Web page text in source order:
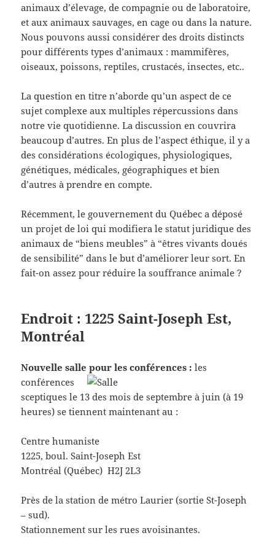
animaux d’élevage, de compagnie ou de laboratoire,
et aux animaux sauvages, en cage ou dans la nature.
Nous pouvons aussi considérer des droits distincts
pour différents types d’animaux : mammifères,
oiseaux, poissons, reptiles, crustacés, insectes, etc..
La question en titre n’aborde qu’un aspect de ce
sujet complexe aux multiples répercussions dans
notre vie quotidienne. La discussion en couvrira
beaucoup d’autres. En plus de l’aspect éthique, il y a
des considérations écologiques, physiologiques,
génétiques, médicales, géographiques et bien
d’autres à prendre en compte.
Récemment, le gouvernement du Québec a déposé
un projet de loi qui modifiera le statut juridique des
animaux de “biens meubles” à “êtres vivants doués
de sensibilité” dans le but d’améliorer leur sort. En
fait-on assez pour réduire la souffrance animale ?
Endroit : 1225 Saint-Joseph Est,
Montréal
Nouvelle salle pour les conférences : les
conférences
sceptiques le 13 des mois de septembre à juin (à 19
heures) se tiennent maintenant au :
Centre humaniste
1225, boul. Saint-Joseph Est
Montréal (Québec) H2J 2L3
Près de la station de métro Laurier (sortie St-Joseph
– sud).
Stationnement sur les rues avoisinantes.